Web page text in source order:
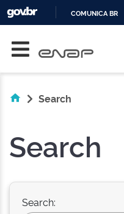
COMUNICA BR
Search
Search
Search: